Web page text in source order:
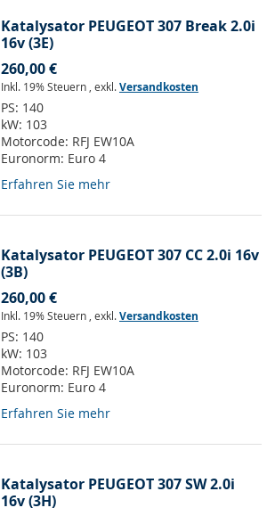
Katalysator PEUGEOT 307 Break 2.0i
16v (3E)
260,00 €
Inkl. 19% Steuern , exkl.Versandkosten
PS: 140
kW: 103
Motorcode: RFJ EW10A
Euronorm: Euro 4
Erfahren Sie mehr
Katalysator PEUGEOT 307 CC 2.0i 16v
(3B)
260,00 €
Inkl. 19% Steuern , exkl.Versandkosten
PS: 140
kW: 103
Motorcode: RFJ EW10A
Euronorm: Euro 4
Erfahren Sie mehr
Katalysator PEUGEOT 307 SW 2.0i
16v (3H)